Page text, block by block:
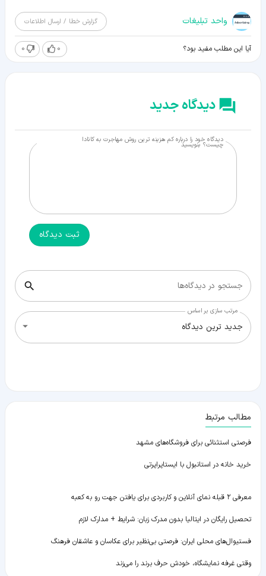
واحد تبلیغات گزارش خطا / ارسال اطلاعات
آیا این مطلب مفید بود؟ 0
0
دیدگاه جدید
دیدگاه خود را درباره کم هزینه ترین روش مهاجرت به کانادا
چیست؟ بنویسید
ثبت دیدگاه
جستجو در دیدگاه‌ها
مرتب سازی بر اساس
جدید ترین دیدگاه
مطالب مرتبط
فرصتی استثنائی برای فروشگاه‌های مشهد
خرید خانه در استانبول با ایستاپراپرتی
معرفی ۲ قبله نمای آنلاین و کاربردی برای یافتن جهت رو به کعبه
تحصیل رایگان در ایتالیا بدون مدرک زبان: شرایط + مدارک لازم
فستیوال‌های محلی ایران: فرصتی بی‌نظیر برای عکاسان و عاشقان فرهنگ
وقتی غرفه نمایشگاه، خودش حرف برند را می‌زند